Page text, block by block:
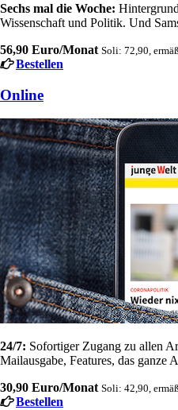
Sechs mal die Woche:
Wissenschaft und Politik. Und
56,90 Euro/Monat Soli: 72,90,
Bestellen
Online
24/7: Sofortiger Zugang zu allen
Mailausgabe, Features, das ganze
30,90 Euro/Monat Soli: 42,90,
Bestellen